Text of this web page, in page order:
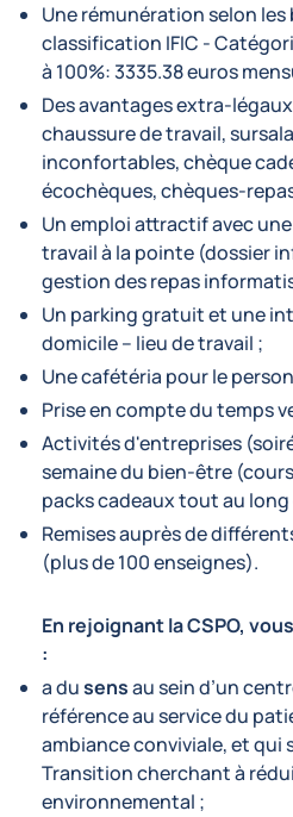
Une rémunération selon les
classification IFIC -
à 100%: 3335.38 euros
Des avantages extra-
chaussure de travail,
inconfortables, chèque
écochèques, chèques-
Un emploi attractif avec
travail à la pointe (dossier
gestion des repas
Un parking gratuit et une
domicile – lieu de travail ;
Une cafétéria pour le
Prise en compte du temps
Activités d'entreprises
semaine du bien-être
packs cadeaux tout au long
Remises auprès de
(plus de 100 enseignes).
En rejoignant la CSPO,
:
a dusensau sein d’un
référence au service du
ambiance conviviale, et qui
Transition cherchant à
environnemental ;